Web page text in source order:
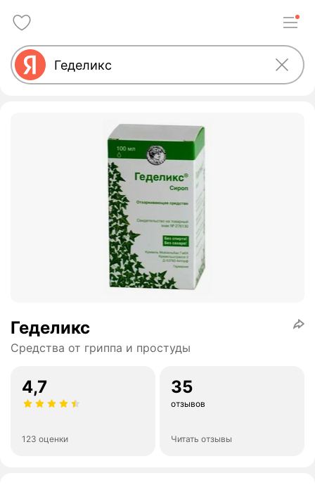
Геделикс
Средства от гриппа и простуды
4,7
123 оценки
35
отзывов
Читать отзывы